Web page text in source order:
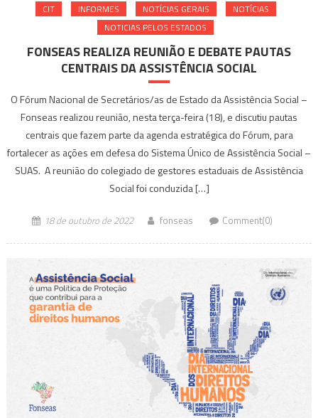
CIT INFORMES NOTÍ­CIAS GERAIS
NOTÍCIAS
NOTICIAS PELOS ESTADOS
FONSEAS REALIZA REUNIÃO E DEBATE PAUTAS
CENTRAIS DA ASSISTÊNCIA SOCIAL
O Fórum Nacional de Secretários/as de Estado da Assistência Social –
Fonseas realizou reunião, nesta terça-feira (18), e discutiu pautas
centrais que fazem parte da agenda estratégica do Fórum, para
fortalecer as ações em defesa do Sistema Único de Assistência Social –
SUAS. A reunião do colegiado de gestores estaduais de Assistência
Social foi conduzida […]
18 de outubro de 2022 fonseas Comment(0)